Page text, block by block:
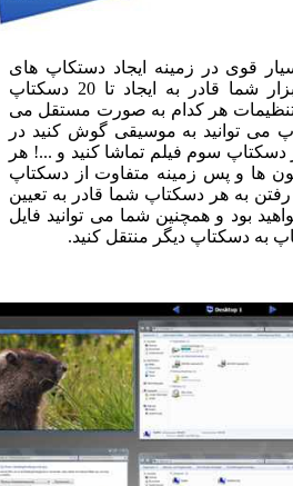
در زمینه ایجاد دستکاپ های
مجازی می باشد. با این ابزار شما قادر به ایجاد تا 20 دسکتاپ
هر کدام به صورت مستقل می
توانید به موسیقی گوش کنید در
سوم فیلم تماشا کنید و ...! هر
و پس زمینه متفاوت از دسکتاپ
به هر دسکتاپ شما قادر به تعیین
و همچنین شما می توانید فایل
دیگر منتقل کنید.